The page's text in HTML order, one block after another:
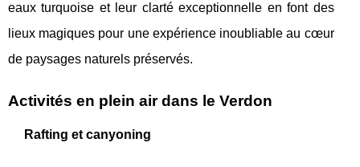
eaux turquoise et leur clarté exceptionnelle en font des
lieux magiques pour une expérience inoubliable au cœur
de paysages naturels préservés.
Activités en plein air dans le Verdon
Rafting et canyoning